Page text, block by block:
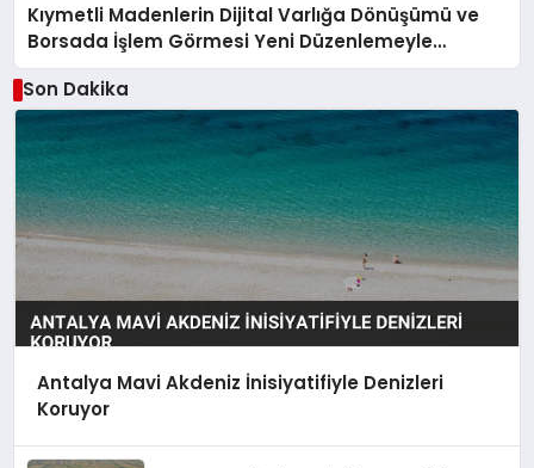
Kıymetli Madenlerin Dijital Varlığa Dönüşümü ve
Borsada İşlem Görmesi Yeni Düzenlemeyle
Belirlendi
Son Dakika
Antalya Mavi Akdeniz İnisiyatifiyle Denizleri
Koruyor